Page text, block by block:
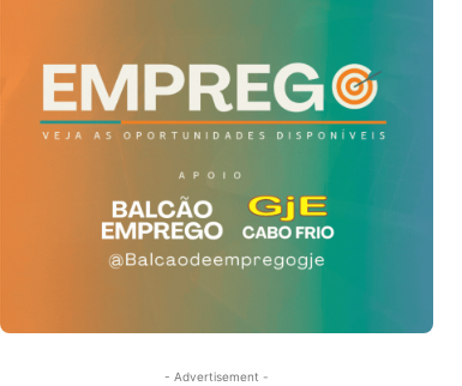
- Advertisement -